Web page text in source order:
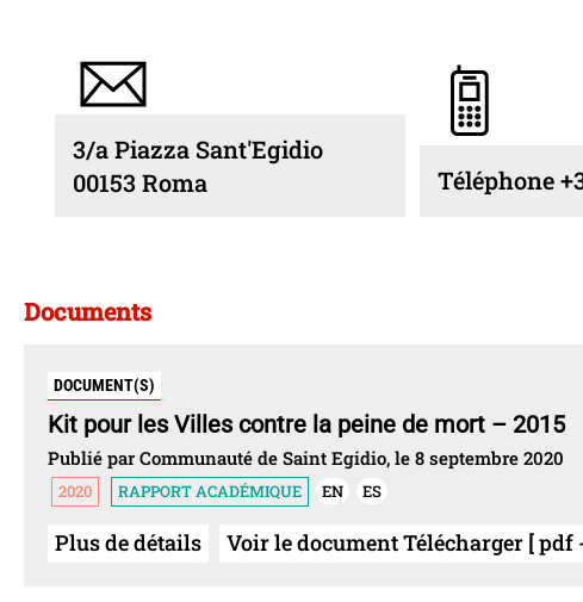
3/a Piazza Sant'Egidio
00153 Roma
Téléphone
Documents
DOCUMENT(S)
Kit pour les Villes contre la peine de mort – 2015
Publié par Communauté de Saint Egidio, le 8 septembre 2020
2020 RAPPORT ACADÉMIQUE EN ES
Plus de détails Voir le document Télécharger [ pdf